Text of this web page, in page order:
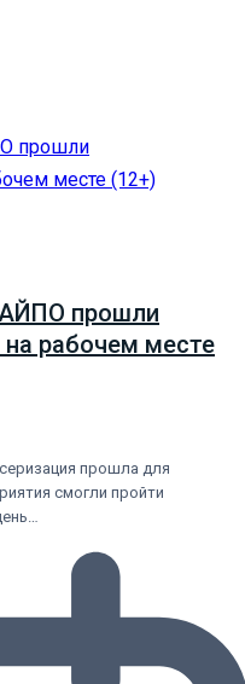
прошли
рабочем месте
прошла для
смогли пройти